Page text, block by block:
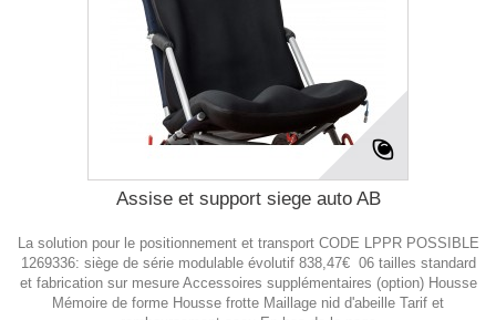
Assise et support siege auto AB
La solution pour le positionnement et transport CODE LPPR POSSIBLE
1269336: siège de série modulable évolutif 838,47€ 06 tailles standard
et fabrication sur mesure Accessoires supplémentaires (option) Housse
Mémoire de forme Housse frotte Maillage nid d'abeille Tarif et